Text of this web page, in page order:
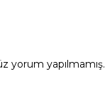
yorum yapılmamış.